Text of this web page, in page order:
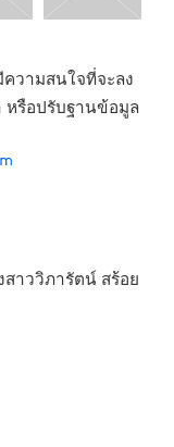
วามสนใจที่จะลง
รือปรับฐานข้อมูล
าววิภารัตน์ สร้อย